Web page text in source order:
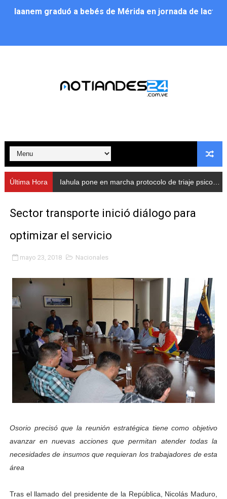
Iaanem graduó a bebés de Mérida en jornada de
Alcalde Nelson Álvarez llevó jornada recreativa a la
Nevado Gas optimiza servicio residencial en la
Balance semestral impulsa inclusión y atención a
Plan Vacacional Comunitario “Ríe 2026” recorre las
Alcaldía del Municipio Libertador realizó una jornada
Fundacite Mérida dicta taller gratuito de electrónica
INN-Mérida celebró el Lacto grado para promover el
Impulsan plan estratégico de seguridad ciudadana
Mérida impulsa desarrollo económico con taller de
Fomficc consolida alianzas e impulsa la economía
Niños de Estudiantes de Mérida sembraron 110
Corposalud y Secretaría Social fortalecen la atención
Inicia el plan vacacional Venezuela Renace en el
Entregan planta eléctrica para fortalecer la atención
Expertos inspeccionan espacios del OAN para la
Dictan MasterClass en el marco del Encuentro LAGO
Campo Elías avanza con plan de asfaltado
Última Hora Iahula pone en marcha protocolo de triaje psicosocial para atender a rescatistas
Sector transporte inició diálogo para
optimizar el servicio
mayo 23, 2018 Nacionales
Osorio precisó que la reunión estratégica tiene como objetivo
avanzar en nuevas acciones que permitan atender todas la
necesidades de insumos que requieran los trabajadores de esta
área
Tras el llamado del presidente de la República, Nicolás Maduro,